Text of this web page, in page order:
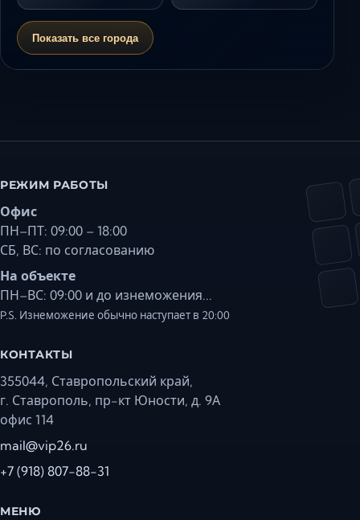
Показать все города
РЕЖИМ РАБОТЫ
Офис
ПН–ПТ: 09:00 – 18:00
СБ, ВС: по согласованию
На объекте
ПН–ВС: 09:00 и до изнеможения...
P.S. Изнеможение обычно наступает в 20:00
КОНТАКТЫ
355044, Ставропольский край,
г. Ставрополь, пр-кт Юности, д. 9А
офис 114
mail@vip26.ru
+7 (918) 807-88-31
МЕНЮ